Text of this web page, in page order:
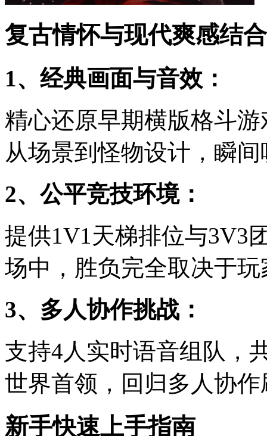
复古情怀与现代爽感结合
1、经典画面与音效：
精心还原早期横版格斗
从场景到怪物设计，瞬
2、公平竞技环境：
提供1V1天梯排位与3V3
场中，胜负完全取决于
3、多人协作挑战：
支持4人实时语音组队，
世界首领，回归多人协
新手快速上手指南